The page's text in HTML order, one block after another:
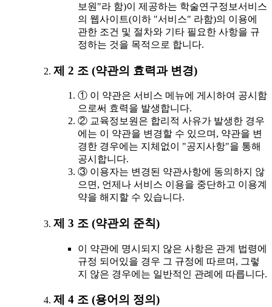
보원"라 함)이 제공하는 학술연구정보서비스
의 웹사이트(이하 "서비스" 라함)의 이용에
관한 조건 및 절차와 기타 필요한 사항을 규
정하는 것을 목적으로 합니다.
제 2 조 (약관의 효력과 변경)
① 이 약관은 서비스 메뉴에 게시하여 공시함
으로써 효력을 발생합니다.
② 교육정보원은 합리적 사유가 발생한 경우
에는 이 약관을 변경할 수 있으며, 약관을 변
경한 경우에는 지체없이 "공지사항"을 통해
공시합니다.
③ 이용자는 변경된 약관사항에 동의하지 않
으면, 언제나 서비스 이용을 중단하고 이용계
약을 해지할 수 있습니다.
제 3 조 (약관외 준칙)
이 약관에 명시되지 않은 사항은 관계 법령에
규정 되어있을 경우 그 규정에 따르며, 그렇
지 않은 경우에는 일반적인 관례에 따릅니다.
제 4 조 (용어의 정의)